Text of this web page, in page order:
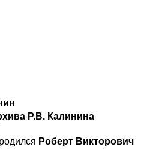
Р.В. Калинина
Роберт Викторович